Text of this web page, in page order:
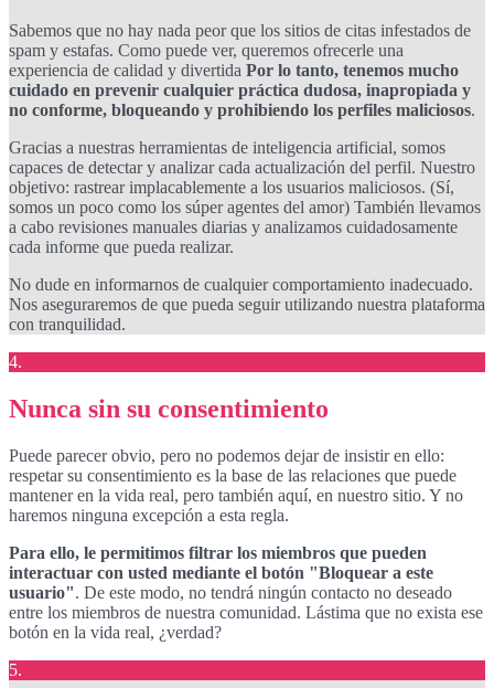
Sabemos que no hay nada peor que los sitios de citas infestados de
spam y estafas. Como puede ver, queremos ofrecerle una
experiencia de calidad y divertida Por lo tanto, tenemos mucho
cuidado en prevenir cualquier práctica dudosa, inapropiada y
no conforme, bloqueando y prohibiendo los perfiles maliciosos.
Gracias a nuestras herramientas de inteligencia artificial, somos
capaces de detectar y analizar cada actualización del perfil. Nuestro
objetivo: rastrear implacablemente a los usuarios maliciosos. (Sí,
somos un poco como los súper agentes del amor) También llevamos
a cabo revisiones manuales diarias y analizamos cuidadosamente
cada informe que pueda realizar.
No dude en informarnos de cualquier comportamiento inadecuado.
Nos aseguraremos de que pueda seguir utilizando nuestra plataforma
con tranquilidad.
4.
Nunca sin su consentimiento
Puede parecer obvio, pero no podemos dejar de insistir en ello:
respetar su consentimiento es la base de las relaciones que puede
mantener en la vida real, pero también aquí, en nuestro sitio. Y no
haremos ninguna excepción a esta regla.
Para ello, le permitimos filtrar los miembros que pueden
interactuar con usted mediante el botón "Bloquear a este
usuario". De este modo, no tendrá ningún contacto no deseado
entre los miembros de nuestra comunidad. Lástima que no exista ese
botón en la vida real, ¿verdad?
5.